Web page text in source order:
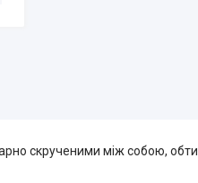
скрученими між собою,